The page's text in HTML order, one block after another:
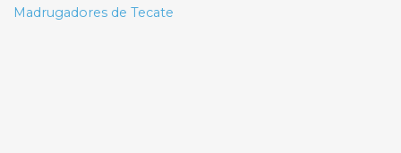
Madrugadores de Tecate